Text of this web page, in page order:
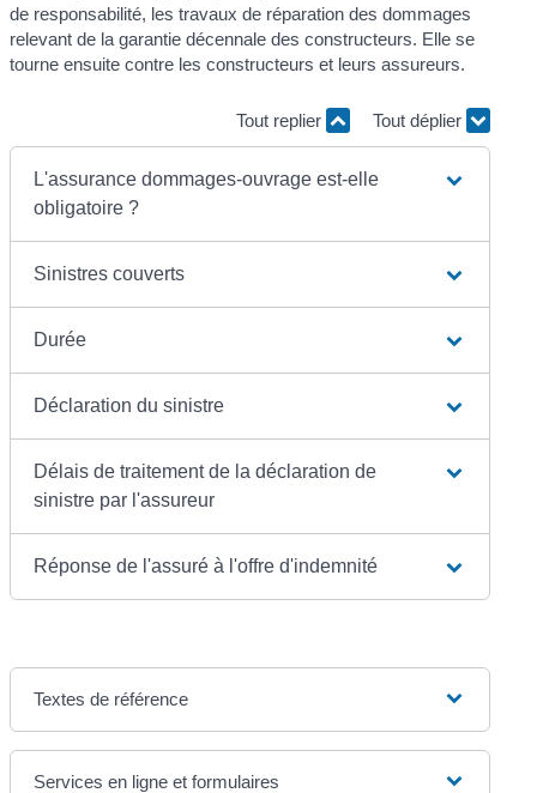
de responsabilité, les travaux de réparation des dommages
relevant de la garantie décennale des constructeurs. Elle se
tourne ensuite contre les constructeurs et leurs assureurs.
Tout replier Tout déplier
L'assurance dommages-ouvrage est-elle
obligatoire ?
Sinistres couverts
Durée
Déclaration du sinistre
Délais de traitement de la déclaration de
sinistre par l'assureur
Réponse de l'assuré à l'offre d'indemnité
Textes de référence
Services en ligne et formulaires